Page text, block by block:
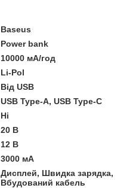
Baseus
Power bank
10000 мА/год
Li-Pol
Від USB
USB Type-A, USB Type-C
Ні
20 В
12 В
3000 мА
Дисплей, Швидка зарядка,
Вбудований кабель